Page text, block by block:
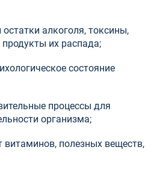
алкоголя, токсины,
их распада;
состояние
процессы для
организма;
витаминов, полезных веществ,